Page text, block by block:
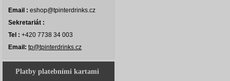
Email : eshop@tpinterdrinks.cz
Sekretariát :
Tel : +420 7738 34 003
Email: tp@tpinterdrinks.cz
Platby platebními kartami